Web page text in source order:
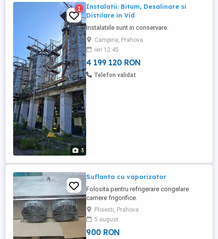
3
1
Instalatii: Bitum, Desalinare si
Distilare in Vid
Instalatiile sunt in conservare.
Campina, Prahova
ieri 12:45
4 199 120 RON
Telefon validat
Suflanta cu vaporizator
Folosita pentru refrigerare congelare
camere frigorifice.
Ploiesti, Prahova
5 august
900 RON